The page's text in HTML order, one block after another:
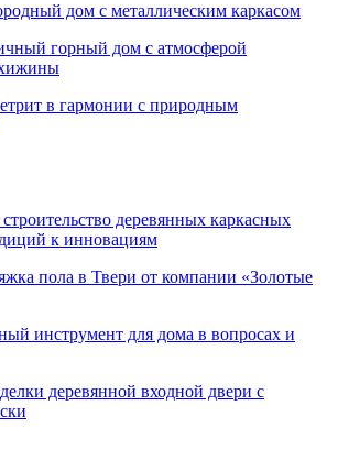
дом с металлическим каркасом
горный дом с атмосферой
в гармонии с природным
деревянных каркасных
к инновациям
пола в Твери от компании «Золотые
инструмент для дома в вопросах и
деревянной входной двери с